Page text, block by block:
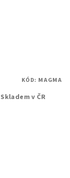
Skladem v ČR
KÓD: MAGMA